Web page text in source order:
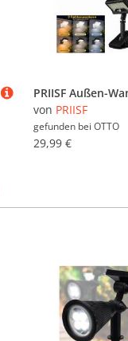
von PRIISF
gefunden bei OTTO
29,99 €